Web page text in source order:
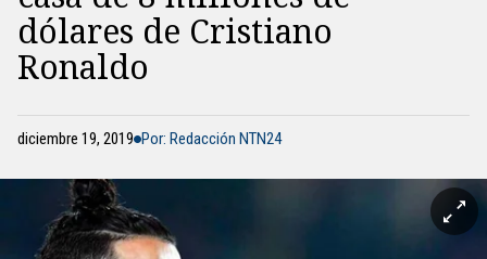
dólares de Cristiano
Ronaldo
diciembre 19, 2019 Por: Redacción NTN24